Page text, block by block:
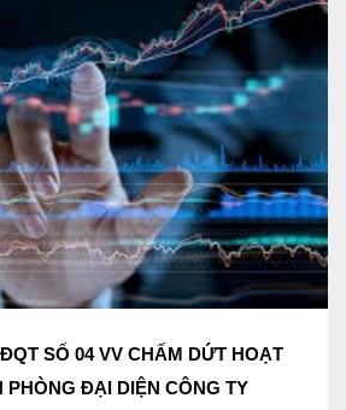
SỐ 04 VV CHẤM DỨT HOẠT
PHÒNG ĐẠI DIỆN CÔNG TY